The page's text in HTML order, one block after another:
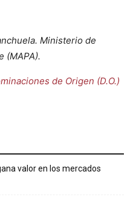
Ministerio de
(MAPA).
de Origen (D.O.)
valor en los mercados